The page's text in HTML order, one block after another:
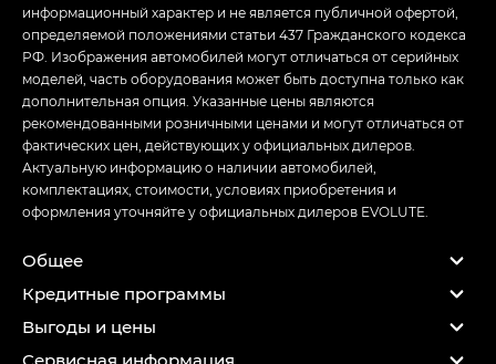
информационный характер и не является публичной офертой,
определяемой положениями статьи 437 Гражданского кодекса
РФ. Изображения автомобилей могут отличаться от серийных
моделей, часть оборудования может быть доступна только как
дополнительная опция. Указанные цены являются
рекомендованными розничными ценами и могут отличаться от
фактических цен, действующих у официальных дилеров.
Актуальную информацию о наличии автомобилей,
комплектациях, стоимости, условиях приобретения и
оформления уточняйте у официальных дилеров EVOLUTE.
Общее
Кредитные программы
Выгоды и цены